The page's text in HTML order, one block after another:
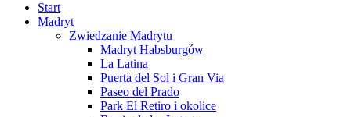
Start
Madryt
Zwiedzanie Madrytu
Madryt Habsburgów
La Latina
Puerta del Sol i Gran Via
Paseo del Prado
Park El Retiro i okolice